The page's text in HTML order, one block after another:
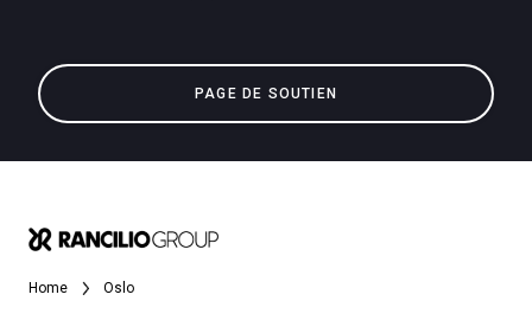
PAGE DE SOUTIEN
Home Oslo
Our brands
News